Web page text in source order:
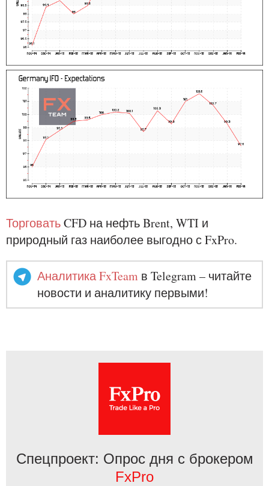
ТорговатьCFD на нефть Brent, WTI и
природный газ наиболее выгодно с FxPro.
Аналитика FxTeam в Telegram – читайте
новости и аналитику первыми!
Спецпроект: Опрос дня с брокером
FxPro